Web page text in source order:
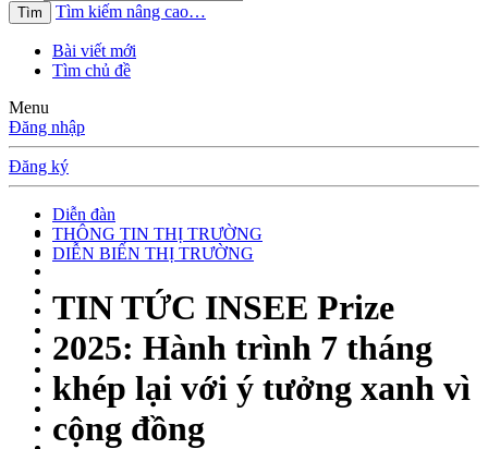
Tìm Tìm kiếm nâng cao…
Bài viết mới
Tìm chủ đề
Menu
Đăng nhập
Đăng ký
Diễn đàn
THÔNG TIN THỊ TRƯỜNG
DIỄN BIẾN THỊ TRƯỜNG
TIN TỨC INSEE Prize
2025: Hành trình 7 tháng
khép lại với ý tưởng xanh vì
cộng đồng